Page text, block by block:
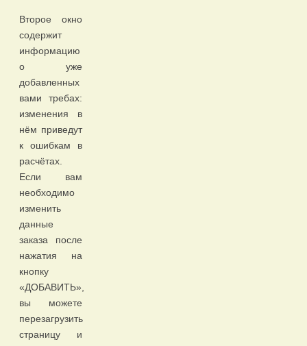
Второе окно
содержит
информацию
о уже
добавленных
вами требах:
изменения в
нём приведут
к ошибкам в
расчётах.
Если вам
необходимо
изменить
данные
заказа после
нажатия на
кнопку
«ДОБАВИТЬ»,
вы можете
перезагрузить
страницу и